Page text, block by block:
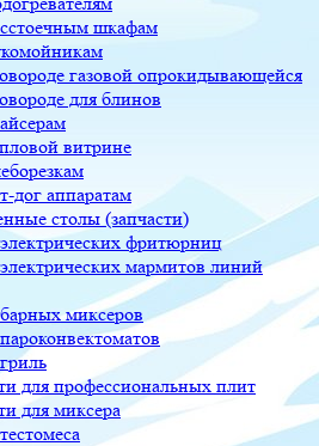
шкафам
газовой опрокидывающейся
для блинов
витрине
дог аппаратам
столы (запчасти)
фритюрниц
мармитов линий
миксеров
для профессиональных плит
для миксера